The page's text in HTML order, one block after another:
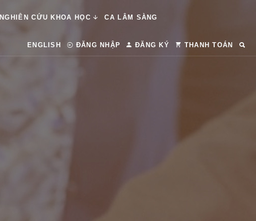
NGHIÊN CỨU KHOA HỌC CA LÂM SÀNG
ENGLISH ĐĂNG NHẬP ĐĂNG KÝ THANH TOÁN